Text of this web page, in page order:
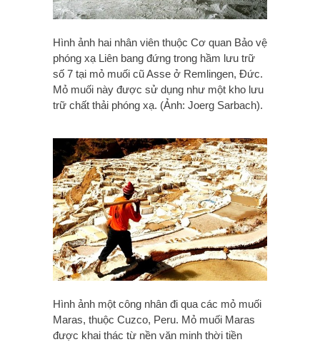
Hình ảnh hai nhân viên thuộc Cơ quan Bảo vệ
phóng xạ Liên bang đứng trong hầm lưu trữ
số 7 tại mỏ muối cũ Asse ở Remlingen, Đức.
Mỏ muối này được sử dụng như một kho lưu
trữ chất thải phóng xạ. (Ảnh: Joerg Sarbach).
Hình ảnh một công nhân đi qua các mỏ muối
Maras, thuộc Cuzco, Peru. Mỏ muối Maras
được khai thác từ nền văn minh thời tiền